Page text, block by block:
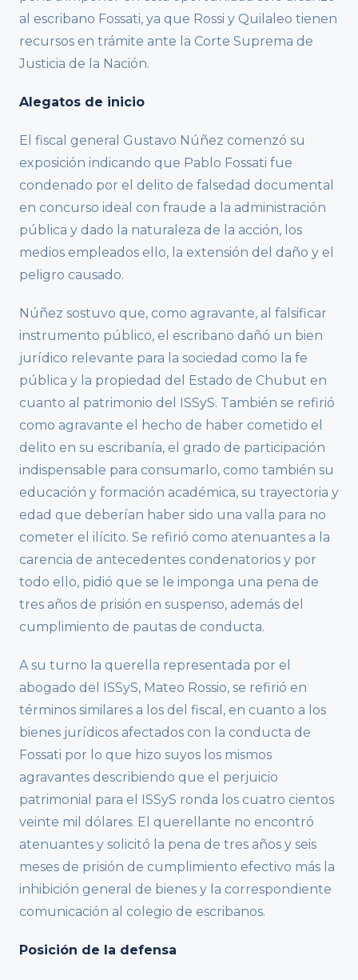
al escribano Fossati, ya que Rossi y Quilaleo tienen
recursos en trámite ante la Corte Suprema de
Justicia de la Nación.
Alegatos de inicio
El fiscal general Gustavo Núñez comenzó su
exposición indicando que Pablo Fossati fue
condenado por el delito de falsedad documental
en concurso ideal con fraude a la administración
pública y dado la naturaleza de la acción, los
medios empleados ello, la extensión del daño y el
peligro causado.
Núñez sostuvo que, como agravante, al falsificar
instrumento público, el escribano dañó un bien
jurídico relevante para la sociedad como la fe
pública y la propiedad del Estado de Chubut en
cuanto al patrimonio del ISSyS. También se refirió
como agravante el hecho de haber cometido el
delito en su escribanía, el grado de participación
indispensable para consumarlo, como también su
educación y formación académica, su trayectoria y
edad que deberían haber sido una valla para no
cometer el ilícito. Se refirió como atenuantes a la
carencia de antecedentes condenatorios y por
todo ello, pidió que se le imponga una pena de
tres años de prisión en suspenso, además del
cumplimiento de pautas de conducta.
A su turno la querella representada por el
abogado del ISSyS, Mateo Rossio, se refirió en
términos similares a los del fiscal, en cuanto a los
bienes jurídicos afectados con la conducta de
Fossati por lo que hizo suyos los mismos
agravantes describiendo que el perjuicio
patrimonial para el ISSyS ronda los cuatro cientos
veinte mil dólares. El querellante no encontró
atenuantes y solicitó la pena de tres años y seis
meses de prisión de cumplimiento efectivo más la
inhibición general de bienes y la correspondiente
comunicación al colegio de escribanos.
Posición de la defensa